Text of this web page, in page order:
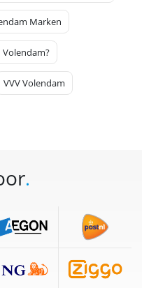
Marken
VVV Volendam
.